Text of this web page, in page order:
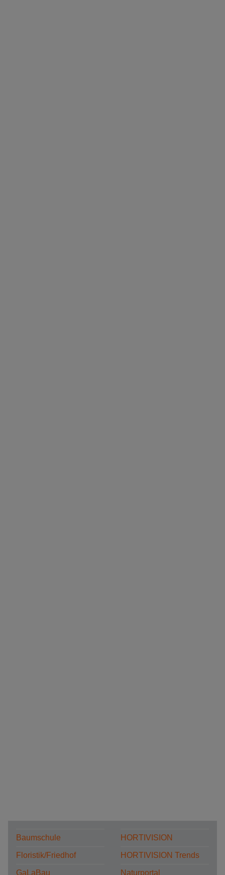
Baumschule
Floristik/Friedhof
GaLaBau
HORTIVISION
HORTIVISION Trends
Naturportal